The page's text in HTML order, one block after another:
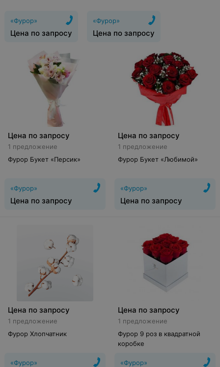
«Фурор»
Цена по запросу
«Фурор»
Цена по запросу
Цена по запросу
1 предложение
Фурор Букет «Персик»
«Фурор»
Цена по запросу
Цена по запросу
1 предложение
Фурор Букет «Любимой»
«Фурор»
Цена по запросу
Цена по запросу
1 предложение
Фурор Хлопчатник
«Фурор»
Цена по запросу
1 предложение
Фурор 9 роз в квадратной
коробке
«Фурор»